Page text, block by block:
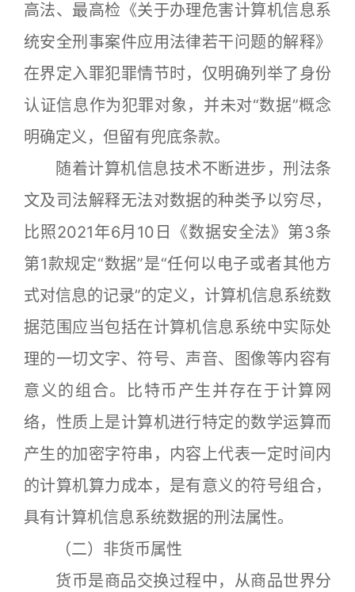
高法、最高检《关于办理危害计算机信息系
统安全刑事案件应用法律若干问题的解释》
在界定入罪犯罪情节时，仅明确列举了身份
认证信息作为犯罪对象，并未对“数据”概念
明确定义，但留有兜底条款。
随着计算机信息技术不断进步，刑法条
文及司法解释无法对数据的种类予以穷尽，
比照2021年6月10日《数据安全法》第3条
第1款规定“数据”是“任何以电子或者其他方
式对信息的记录”的定义，计算机信息系统数
据范围应当包括在计算机信息系统中实际处
理的一切文字、符号、声音、图像等内容有
意义的组合。比特币产生并存在于计算网
络，性质上是计算机进行特定的数学运算而
产生的加密字符串，内容上代表一定时间内
的计算机算力成本，是有意义的符号组合，
具有计算机信息系统数据的刑法属性。
（二）非货币属性
货币是商品交换过程中，从商品世界分